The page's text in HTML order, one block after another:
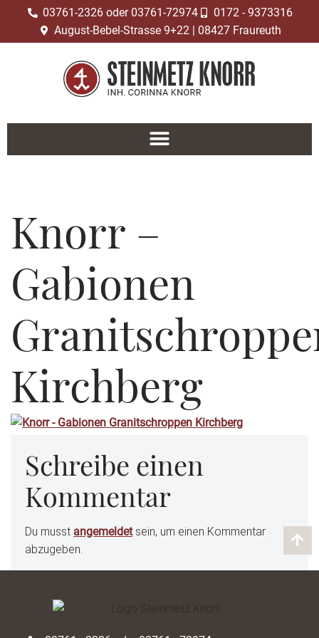
03761-2326 oder 03761-72974
0172 - 9373316
August-Bebel-Strasse 9+22 | 08427 Fraureuth
Knorr –
Gabionen
Kirchberg
Schreibe einen
Kommentar
Du musst angemeldetsein, um einen Kommentar
abzugeben.